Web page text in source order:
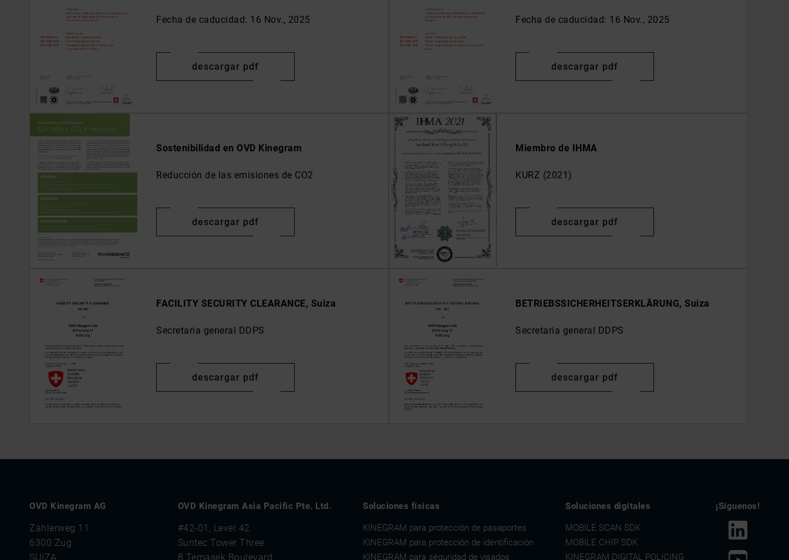
Fecha de caducidad: 16 Nov., 2025
descargar pdf
Fecha de caducidad: 16 Nov., 2025
descargar pdf
Sostenibilidad en OVD Kinegram
Reducción de las emisiones de CO2
descargar pdf
Miembro de IHMA
KURZ (2021)
descargar pdf
FACILITY SECURITY CLEARANCE, Suiza
Secretaria general DDPS
descargar pdf
BETRIEBSSICHERHEITSERKLÄRUNG, Suiza
Secretaria general DDPS
descargar pdf
OVD Kinegram AG
Zählerweg 11
6300 Zug
SUIZA
OVD Kinegram Asia Pacific Pte. Ltd.
#42-01, Level 42
Suntec Tower Three
8 Temasek Boulevard
Soluciones físicas
KINEGRAM para protección de pasaportes
KINEGRAM para protección de identificación
KINEGRAM para seguridad de visados
Soluciones digitales
MOBILE SCAN SDK
MOBILE CHIP SDK
KINEGRAM DIGITAL POLICING
¡Síguenos!